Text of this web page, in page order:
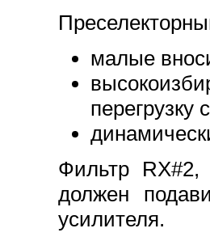
малые
Фильтр
должен
усилителя.